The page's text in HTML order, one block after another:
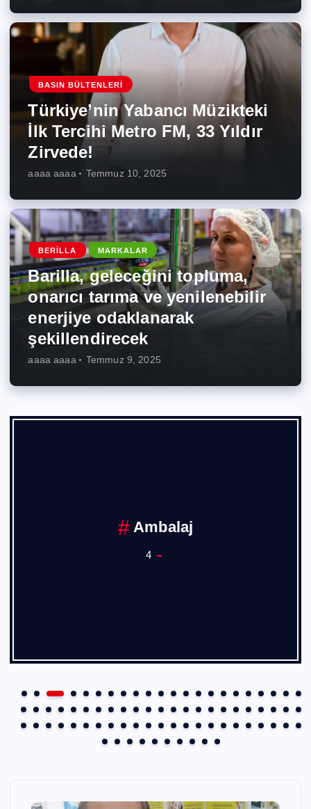
BASIN BÜLTENLERI
Türkiye’nin Yabancı Müzikteki
İlk Tercihi Metro FM, 33 Yıldır
Zirvede!
aaaa aaaa Temmuz 10, 2025
BERILLA MARKALAR
Barilla, geleceğini topluma,
onarıcı tarıma ve yenilenebilir
enerjiye odaklanarak
şekillendirecek
aaaa aaaa Temmuz 9, 2025
Ambalaj
4